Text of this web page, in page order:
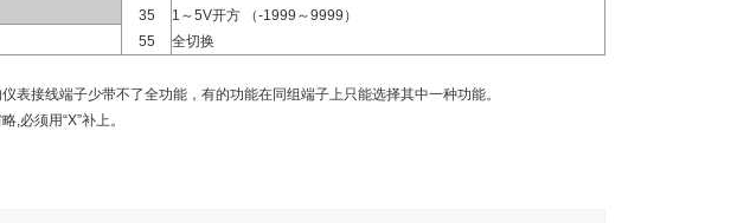
35
55
1～5V开方 （-1999～9999）
全切换
表接线端子少带不了全功能，有的功能在同组端子上只能选择其中一种功能。
,必须用“X”补上。